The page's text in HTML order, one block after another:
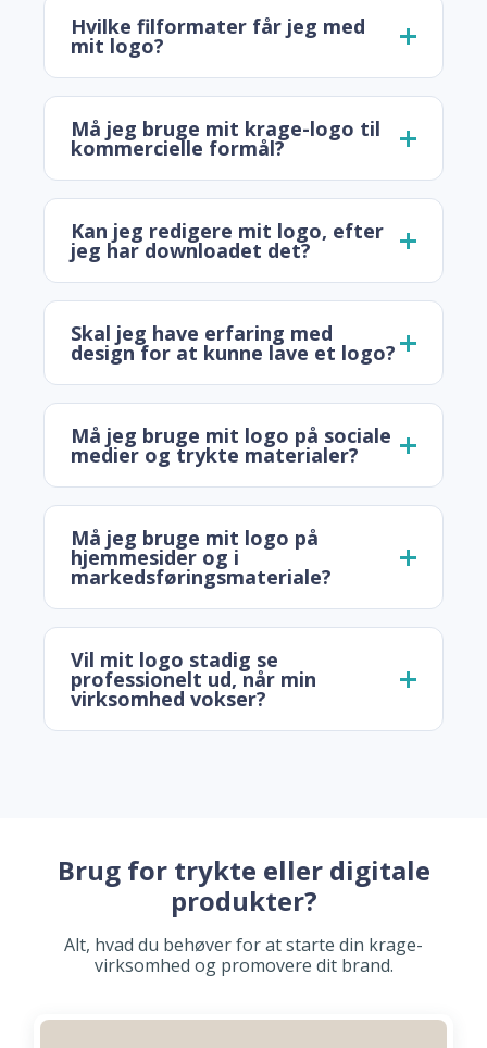
Hvilke filformater får jeg med
mit logo?
Må jeg bruge mit krage-logo til
kommercielle formål?
Kan jeg redigere mit logo, efter
jeg har downloadet det?
Skal jeg have erfaring med
design for at kunne lave et logo?
Må jeg bruge mit logo på sociale
medier og trykte materialer?
Må jeg bruge mit logo på
hjemmesider og i
markedsføringsmateriale?
Vil mit logo stadig se
professionelt ud, når min
virksomhed vokser?
Brug for trykte eller digitale
produkter?
Alt, hvad du behøver for at starte din krage-
virksomhed og promovere dit brand.